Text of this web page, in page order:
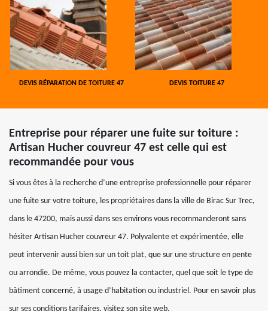
DEVIS RÉPARATION DE TOITURE 47 DEVIS TOITURE 47
Entreprise pour réparer une fuite sur toiture :
Artisan Hucher couvreur 47 est celle qui est
recommandée pour vous
Si vous êtes à la recherche d’une entreprise professionnelle pour réparer
une fuite sur votre toiture, les propriétaires dans la ville de Birac Sur Trec,
dans le 47200, mais aussi dans ses environs vous recommanderont sans
hésiter Artisan Hucher couvreur 47. Polyvalente et expérimentée, elle
peut intervenir aussi bien sur un toit plat, que sur une structure en pente
ou arrondie. De même, vous pouvez la contacter, quel que soit le type de
bâtiment concerné, à usage d’habitation ou industriel. Pour en savoir plus
sur ses conditions tarifaires, visitez son site web.